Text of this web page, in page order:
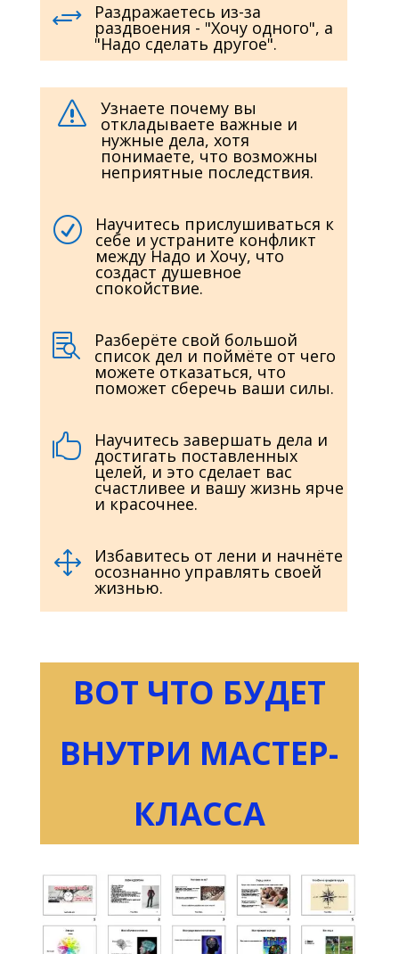
+ Раздражаетесь из-за
раздвоения - "Хочу одного", а
"Надо сделать другое".
s Узнаете почему вы
откладываете важные и
нужные дела, хотя
понимаете, что возможны
неприятные последствия.
R Научитесь прислушиваться к
себе и устраните конфликт
между Надо и Хочу, что
создаст душевное
спокойствие.
 Разберёте свой большой
список дел и поймёте от чего
можете отказаться, что
поможет сберечь ваши силы.
 Научитесь завершать дела и
достигать поставленных
целей, и это сделает вас
счастливее и вашу жизнь ярче
и красочнее.
1 Избавитесь от лени и начнёте
осознанно управлять своей
жизнью.
ВОТ ЧТО БУДЕТ
ВНУТРИ МАСТЕР-
КЛАССА